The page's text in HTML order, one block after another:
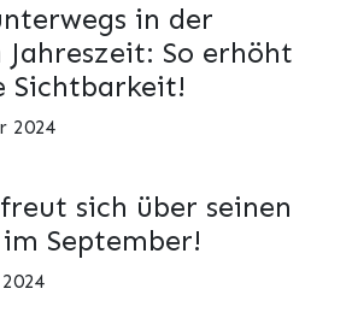
in der
Jahreszeit: So erhöht
Sichtbarkeit!
2024
sich über seinen
September!